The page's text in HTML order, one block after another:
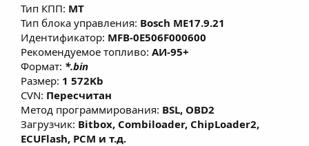
Тип КПП: MT
Тип блока управления: Bosch ME17.9.21
Идентификатор: MFB-0E506F000600
Рекомендуемое топливо: АИ-95+
Формат: *.bin
Размер: 1 572Kb
CVN: Пересчитан
Метод программирования: BSL, OBD2
Загрузчик: Bitbox, Combiloader, ChipLoader2,
ECUFlash, PCM и т.д.